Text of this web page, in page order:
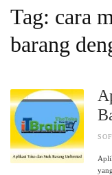
Tag: cara
barang